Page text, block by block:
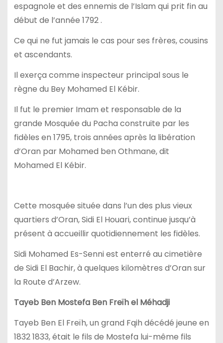
espagnole et des ennemis de l’Islam qui prit fin au
début de l’année 1792 .
Ce qui ne fut jamais le cas pour ses frères, cousins
et ascendants.
Il exerça comme inspecteur principal sous le
règne du Bey Mohamed El Kébir.
Il fut le premier Imam et responsable de la
grande Mosquée du Pacha construite par les
fidèles en 1795, trois années après la libération
d’Oran par Mohamed ben Othmane, dit
Mohamed El Kébir.
Cette mosquée située dans l’un des plus vieux
quartiers d’Oran, Sidi El Houari, continue jusqu’à
présent à accueillir quotidiennement les fidèles.
Sidi Mohamed Es-Senni est enterré au cimetière
de Sidi El Bachir, à quelques kilomètres d’Oran sur
la Route d’Arzew.
Tayeb Ben Mostefa Ben Freïh el Méhadji
Tayeb Ben El Freïh, un grand Fqih décédé jeune en
1832 1833, était le fils de Mostefa lui-même fils